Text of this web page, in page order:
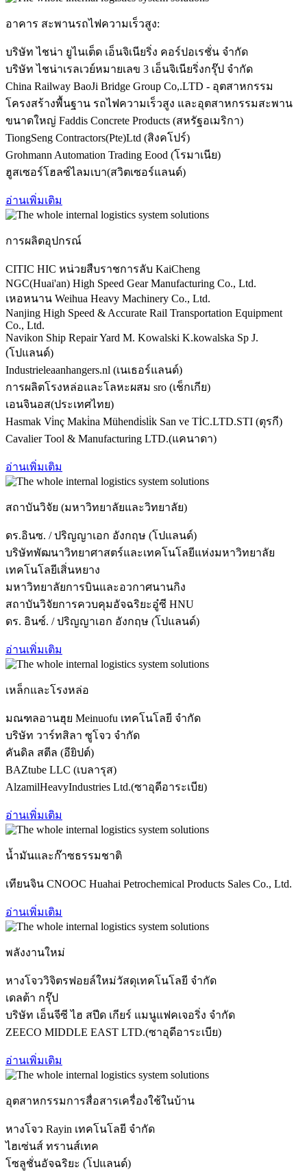
อาคาร สะพานรถไฟความเร็วสูง:
บริษัท ไชน่า ยูไนเต็ด เอ็นจิเนียริ่ง คอร์ปอเรชั่น จำกัด
บริษัท ไชน่าเรลเวย์หมายเลข 3 เอ็นจิเนียริ่งกรุ๊ป จำกัด
China Railway BaoJi Bridge Group Co,.LTD - อุตสาหกรรม
โครงสร้างพื้นฐาน รถไฟความเร็วสูง และอุตสาหกรรมสะพาน
ขนาดใหญ่ Faddis Concrete Products (สหรัฐอเมริกา)
TiongSeng Contractors(Pte)Ltd (สิงคโปร์)
Grohmann Automation Trading Eood (โรมาเนีย)
ฮูสเซอร์โฮลซ์ไลมเบา(สวิตเซอร์แลนด์)
อ่านเพิ่มเติม
การผลิตอุปกรณ์
CITIC HIC หน่วยสืบราชการลับ KaiCheng
NGC(Huai'an) High Speed ​​Gear Manufacturing Co., Ltd.
เหอหนาน Weihua Heavy Machinery Co., Ltd.
Nanjing High Speed ​​& Accurate Rail Transportation Equipment
Co., Ltd.
Navikon Ship Repair Yard M. Kowalski K.kowalska Sp J.
(โปแลนด์)
Industrieleaanhangers.nl (เนเธอร์แลนด์)
การผลิตโรงหล่อและโลหะผสม sro (เช็กเกีย)
เอนจินอส(ประเทศไทย)
Hasmak Vi̇nç Maki̇na Mühendi̇sli̇k San ve TİC.LTD.STI (ตุรกี)
Cavalier Tool & Manufacturing LTD.(แคนาดา)
อ่านเพิ่มเติม
สถาบันวิจัย (มหาวิทยาลัยและวิทยาลัย)
ดร.อินซ. / ปริญญาเอก อังกฤษ (โปแลนด์)
บริษัทพัฒนาวิทยาศาสตร์และเทคโนโลยีแห่งมหาวิทยาลัย
เทคโนโลยีเสิ่นหยาง
มหาวิทยาลัยการบินและอวกาศนานกิง
สถาบันวิจัยการควบคุมอัจฉริยะอู๋ซี HNU
ดร. อินซ์. / ปริญญาเอก อังกฤษ (โปแลนด์)
อ่านเพิ่มเติม
เหล็กและโรงหล่อ
มณฑลอานฮุย Meinuofu เทคโนโลยี จำกัด
บริษัท วาร์ทสิลา ซูโจว จำกัด
คันดิล สตีล (อียิปต์)
BAZtube LLC (เบลารุส)
AlzamilHeavyIndustries Ltd.(ซาอุดีอาระเบีย)
อ่านเพิ่มเติม
น้ำมันและก๊าซธรรมชาติ
เทียนจิน CNOOC Huahai Petrochemical Products Sales Co., Ltd.
อ่านเพิ่มเติม
พลังงานใหม่
หางโจววิจิตรฟอยล์ใหม่วัสดุเทคโนโลยี จำกัด
เดลต้า กรุ๊ป
บริษัท เอ็นจีซี ไฮ สปีด เกียร์ แมนูแฟคเจอริ่ง จำกัด
ZEECO MIDDLE EAST LTD.(ซาอุดีอาระเบีย)
อ่านเพิ่มเติม
อุตสาหกรรมการสื่อสารเครื่องใช้ในบ้าน
หางโจว Rayin เทคโนโลยี จำกัด
ไฮเซ่นส์ ทรานส์เทค
โซลูชั่นอัจฉริยะ (โปแลนด์)